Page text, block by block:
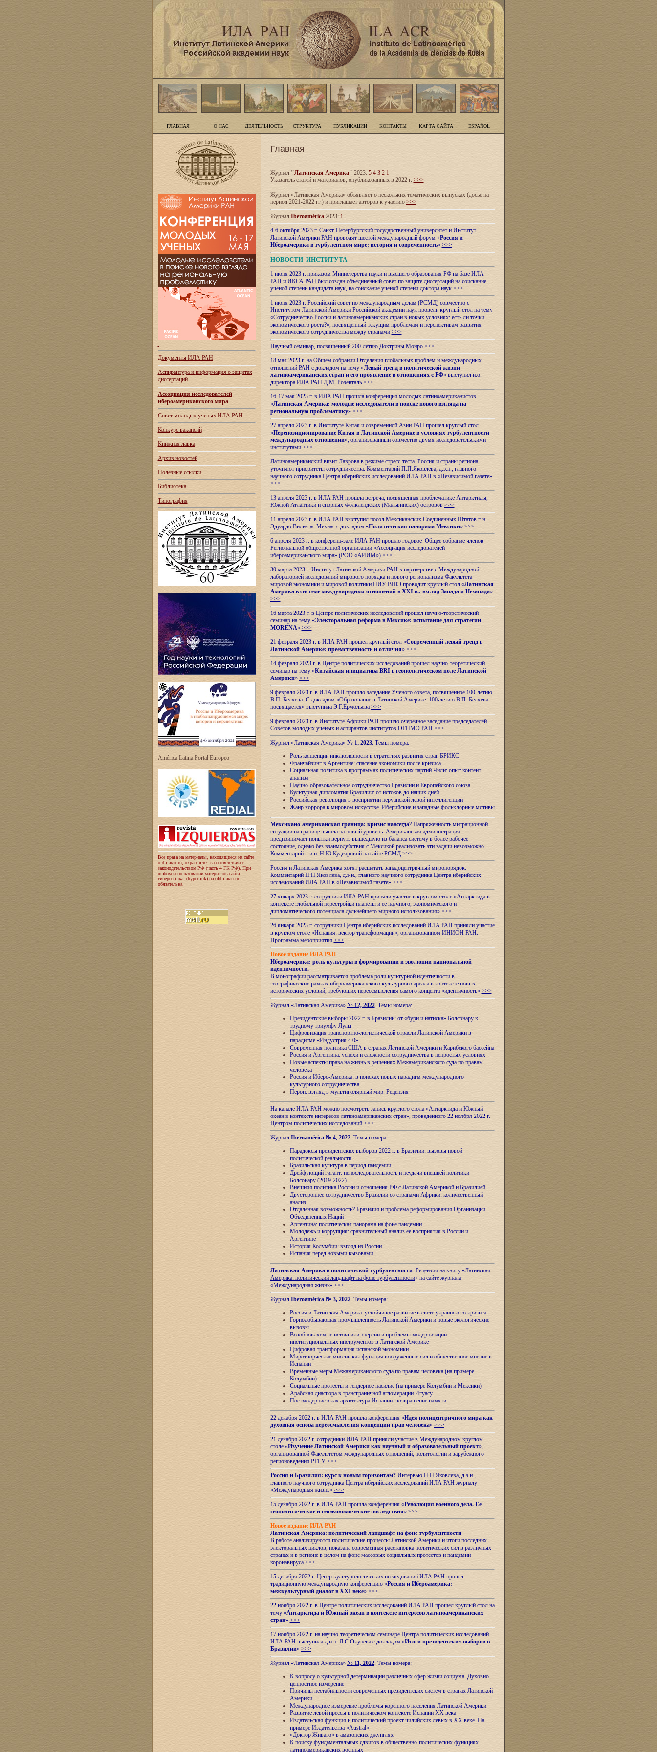
ГЛАВНАЯ О НАС ДЕЯТЕЛЬНОСТЬ СТРУКТУРА ПУБЛИКАЦИИ КОНТАКТЫ КАРТА САЙТА ESPAÑOL
Документы ИЛА РАН
Аспирантура и информация о защитах
диссертаций
Ассоциация исследователей
ибероамериканского мира
Совет молодых ученых ИЛА РАН
Конкурс вакансий
Книжная лавка
Архив новостей
Полезные ссылки
Библиотека
Типография
-
América Latina Portal Europeo
Все права на материалы, находящиеся на сайте
old.ilaran.ru, охраняются в соответствии с
законодательством РФ (часть 4 ГК РФ). При
любом использовании материалов сайта
гиперссылка (hyperlink) на old.ilaran.ru
обязательна.
Главная
Журнал"Латинская Америка" 2023: 5 4 3 2 1
Указатель статей и материалов, опубликованных в 2022 г. >>>
Журнал «Латинская Америка» объявляет о нескольких тематических выпусках (досье на
период 2021-2022 гг.) и приглашает авторов к участию >>>
Журнал Iberoamérica2023: 1
4-6 октября 2023 г. Санкт-Петербургский государственный университет и Институт
Латинской Америки РАН проводят шестой международный форум «Россия и
Ибероамерика в турбулентном мире: история и современность» >>>
НОВОСТИ ИНСТИТУТА
1 июня 2023 г. приказом Министерства науки и высшего образования РФ на базе ИЛА
РАН и ИКСА РАН был создан объединенный совет по защите диссертаций на соискание
ученой степени кандидата наук, на соискание ученой степени доктора наук >>>
1 июня 2023 г. Российский совет по международным делам (РСМД) совместно с
Институтом Латинской Америки Российской академии наук провели круглый стол на тему
«Сотрудничество России и латиноамериканских стран в новых условиях: есть ли точки
экономического роста?», посвященный текущим проблемам и перспективам развития
экономического сотрудничества между странами >>>
Научный семинар, посвященный 200-летию Доктрины Монро>>>
18 мая 2023 г. на Общем собрании Отделения глобальных проблем и международных
отношений РАН с докладом на тему «Левый тренд в политической жизни
латиноамериканских стран и его проявление в отношениях с РФ» выступил и.о.
директора ИЛА РАН Д.М. Розенталь >>>
16-17 мая 2023 г. в ИЛА РАН прошла конференция молодых латиноамериканистов
«Латинская Америка: молодые исследователи в поиске нового взгляда на
региональную проблематику» >>>
27 апреля 2023 г. в Институте Китая и современной Азии РАН прошел круглый стол
«Перепозиционирование Китая в ЛатинскойАмерике в условиях турбулентности
международных отношений», организованный совместно двумя исследовательскими
институтами >>>
Латиноамериканский визит Лаврова в режиме стресс-теста. Россия и страны региона
уточняют приоритеты сотрудничества. Комментарий П.П.Яковлева, д.э.н., главного
научного сотрудника Центра иберийских исследований ИЛА РАН в «Независимой газете»
>>>
13 апреля 2023 г. в ИЛА РАН прошла встреча, посвященная проблематике Антарктиды,
Южной Атлантики и спорных Фолклендских (Мальвинских) островов >>>
11 апреля 2023 г. в ИЛА РАН выступил посол Мексиканских Соединенных Штатов г-н
Эдуардо Вильегас Мехиас c докладом «Политическая панорама Мексики» >>>
6 апреля 2023 г. в конференц-зале ИЛА РАН прошло годовое Общее собрание членов
Региональной общественной организации «Ассоциация исследователей
ибероамериканского мира» (РОО «АИИМ») >>>
30 марта 2023 г. Институт Латинской Америки РАН в партнерстве с Международной
лабораторией исследований мирового порядка и нового регионализма Факультета
мировой экономики и мировой политики НИУ ВШЭ проводит круглый стол «Латинская
Америка в системе международных отношений в XXI в.: взгляд Запада и Незапада»
>>>
16 марта 2023 г. в Центре политических исследований прошел научно-теоретический
семинар на тему «Электоральная реформа в Мексике: испытание для стратегии
MORENA» >>>
21 февраля 2023 г. в ИЛА РАН прошел круглый стол «Современный левый тренд в
Латинской Америке: преемственность и отличия» >>>
14 февраля 2023 г. в Центре политических исследований прошел научно-теоретический
семинар на тему «Китайская инициатива BRI в геополитическом поле Латинской
Америки» >>>
9 февраля 2023 г. в ИЛА РАН прошло заседание Ученого совета, посвященное 100-летию
В.П. Беляева. С докладом «Образование в Латинской Америке. 100-летию В.П. Беляева
посвящается» выступила Э.Г.Ермольева >>>
9 февраля 2023 г. в Институте Африки РАН прошло очередное заседание председателей
Советов молодых ученых и аспирантов институтов ОГПМО РАН >>>
Журнал «Латинская Америка» № 1, 2023. Темы номера:
Роль концепции инклюзивности в стратегиях развития стран БРИКС
Франчайзинг в Аргентине: спасение экономики после кризиса
Социальная политика в программах политических партий Чили: опыт контент-
анализа
Научно-образовательное сотрудничество Бразилии и Европейского союза
Культурная дипломатия Бразилии: от истоков до наших дней
Российская революция в восприятии перуанской левой интеллигенции
Жанр хоррора в мировом искусстве. Иберийские и западные фольклорные мотивы
Мексикано-американская граница: кризис навсегда? Напряженность миграционной
ситуации на границе вышла на новый уровень. Американская администрация
предпринимает попытки вернуть вышедшую из баланса систему в более рабочее
состояние, однако без взаимодействия с Мексикой реализовать эти задачи невозможно.
Комментарий к.и.н. Н.Ю.Кудеяровой на сайте РСМД >>>
Россия и Латинская Америка хотят расшатать западоцентричный миропорядок.
Комментарий П.П.Яковлева, д.э.н., главного научного сотрудника Центра иберийских
исследований ИЛА РАН в «Независимой газете» >>>
27 января 2023 г. сотрудники ИЛА РАН приняли участие в круглом столе «Антарктида в
контексте глобальной перестройки планеты и её научного, экономического и
дипломатического потенциала дальнейшего мирного использования» >>>
26 января 2023 г. сотрудники Центра иберийских исследований ИЛА РАН приняли участие
в круглом столе «Испания: вектор трансформации», организованном ИНИОН РАН.
Программа мероприятия>>>
Новое издание ИЛА РАН
Ибероамерика: роль культуры в формировании и эволюции национальной
идентичности.
В монографии рассматривается проблема роли культурной идентичности в
географических рамках ибероамериканского культурного ареала в контексте новых
исторических условий, требующих переосмысления самого концепта «идентичность» >>>
Журнал «Латинская Америка» № 12, 2022. Темы номера:
Президентские выборы 2022 г. в Бразилии: от «бури и натиска» Болсонару к
трудному триумфу Лулы
Цифровизация транспортно-логистической отрасли Латинской Америки в
парадигме «Индустрия 4.0»
Современная политика США в странах Латинской Америки и Карибского бассейна
Россия и Аргентина: успехи и сложности сотрудничества в непростых условиях
Новые аспекты права на жизнь в решениях Межамериканского суда по правам
человека
Россия и Иберо-Америка: в поисках новых парадигм международного
культурного сотрудничества
Перон: взгляд в мультиполярный мир. Рецензия
На канале ИЛА РАН можно посмотреть запись круглого стола «Антарктида и Южный
океан в контексте интересов латиноамериканских стран», проведенного 22 ноября 2022 г.
Центром политических исследований >>>
Журнал Iberoamérica № 4, 2022. Темы номера:
Парадоксы президентских выборов 2022 г. в Бразилии: вызовы новой
политической реальности
Бразильская культура в период пандемии
Дрейфующий гигант: непоследовательность и неудачи внешней политики
Болсонару (2019-2022)
Внешняя политика России и отношения РФ с Латинской Америкой и Бразилией
Двустороннее сотрудничество Бразилии со странами Африки: количественный
анализ
Отдаленная возможность? Бразилия и проблема реформирования Организации
Объединенных Наций
Аргентина: политическая панорама на фоне пандемии
Молодежь и коррупция: сравнительный анализ ee восприятия в России и
Аргентине
История Колумбии: взгляд из России
Испания перед новыми вызовами
Латинская Америка в политической турбулентности. Рецензия на книгу «Латинская
Америка: политический ландшафт на фоне турбулентности» на сайте журнала
«Международная жизнь» >>>
Журнал Iberoamérica № 3, 2022. Темы номера:
Россия и Латинская Америка: устойчивое развитие в свете украинского кризиса
Горнодобывающая промышленность Латинской Америки и новые экологические
вызовы
Возобновляемые источники энергии и проблемы модернизации
институциональных инструментов в Латинской Америке
Цифровая трансформация испанской экономики
Миротворческие миссии как функция вооруженных сил и общественное мнение в
Испании
Временные меры Межамериканского суда по правам человека (на примере
Колумбии)
Социальные протесты и гендерное насилие (на примере Колумбии и Мексики)
Арабская диаспора в трансграничной агломерации Игуасу
Постмодернистская архитектура Испании: возвращение памяти
22 декабря 2022 г. в ИЛА РАН прошла конференция «Идея полицентричного мира как
духовная основа переосмысления концепции прав человека» >>>
21 декабря 2022 г. сотрудники ИЛА РАН приняли участие в Международном круглом
столе «Изучение Латинской Америки как научный и образовательный проект»,
организованной Факультетом международных отношений, политологии и зарубежного
регионоведения РГГУ >>>
Россия и Бразилия: курс к новым горизонтам?Интервью П.П.Яковлева, д.э.н.,
главного научного сотрудника Центра иберийских исследований ИЛА РАН журналу
«Международная жизнь» >>>
15 декабря 2022 г. в ИЛА РАН прошла конференция «Революция военного дела. Ее
геополитические и геоэкономические последствия» >>>
Новое издание ИЛА РАН
Латинская Америка: политический ландшафт на фоне турбулентности
В работе анализируются политические процессы Латинской Америки и итоги последних
электоральных циклов, показана современная расстановка политических сил в различных
странах и в регионе в целом на фоне массовых социальных протестов и пандемии
коронавируса >>>
15 декабря 2022 г. Центр культурологических исследований ИЛА РАН провел
традиционную международную конференцию «Россия и Ибероамерика:
межкультурный диалог в XXI веке» >>>
22 ноября 2022 г. в Центре политических исследований ИЛА РАН прошел круглый стол на
тему «Антарктида и Южный океан в контексте интересов латиноамериканских
стран» >>>
17 ноября 2022 г. на научно-теоретическом семинаре Центра политических исследований
ИЛА РАН выступила д.и.н. Л.С.Окунева с докладом «Итоги президентских выборов в
Бразилии» >>>
Журнал «Латинская Америка» № 11, 2022. Темы номера:
К вопросу о культурной детерминации различных сфер жизни социума. Духовно-
ценностное измерение
Причины нестабильности современных президентских систем в странах Латинской
Америки
Международное измерение проблемы коренного населения Латинской Америки
Развитие левой прессы в политическом контексте Испании XX века
Издательская функция и политический проект чилийских левых в XX веке. На
примере Издательства «Austral»
«Доктор Живаго» в амазонских джунглях
К поиску фундаментальных сдвигов в общественно-политических функциях
латиноамериканских военных